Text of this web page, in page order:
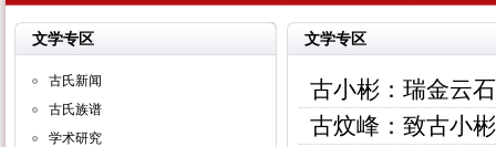
文学专区
古氏新闻
古氏族谱
学术研究
文学专区
古小彬：瑞金云
古炆峰：致古小